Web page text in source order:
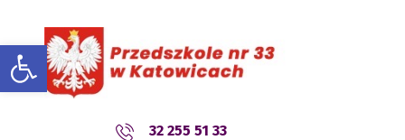
Open toolbar
32 255 51 33